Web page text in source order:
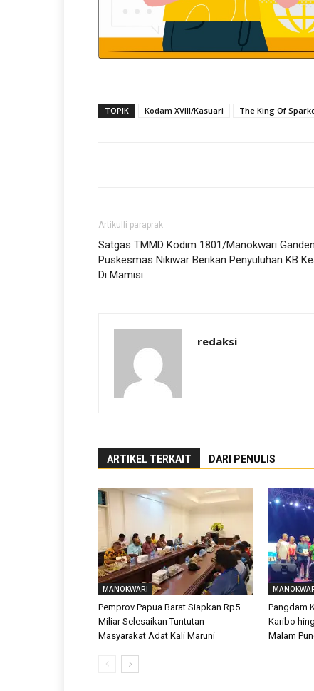
TOPIK Kodam XVIII/Kasuari The King Of
Artikulli paraprak
Satgas TMMD Kodim 1801/Manokwari
Puskesmas Nikiwar Berikan Penyuluhan KB
Di Mamisi
redaksi
ARTIKEL TERKAIT DARI PENULIS
MANOKWARI
Pemprov Papua Barat Siapkan Rp5
Miliar Selesaikan Tuntutan
Masyarakat Adat Kali Maruni
Pangdam
Karibo
Malam